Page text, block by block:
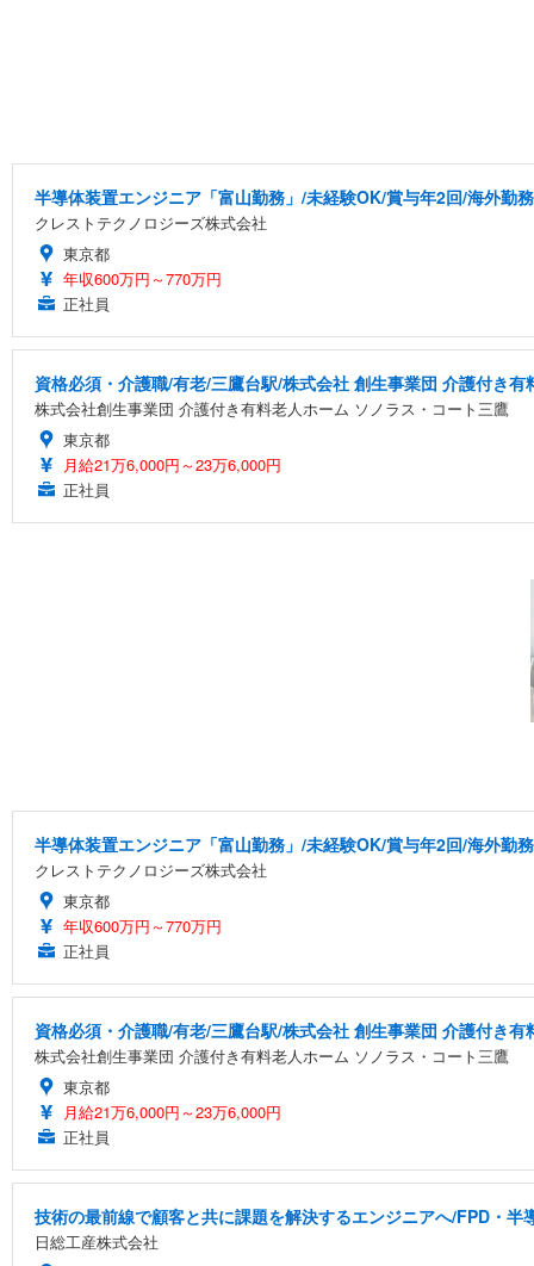
半導体装置エンジニア「富山勤務」/未経験OK/賞与年2回/海外勤
クレストテクノロジーズ株式会社
東京都
年収600万円～770万円
正社員
資格必須・介護職/有老/三鷹台駅/株式会社 創生事業団 介護付き
株式会社創生事業団 介護付き有料老人ホーム ソノラス・コート三鷹
東京都
月給21万6,000円～23万6,000円
正社員
半導体装置エンジニア「富山勤務」/未経験OK/賞与年2回/海外勤
クレストテクノロジーズ株式会社
東京都
年収600万円～770万円
正社員
資格必須・介護職/有老/三鷹台駅/株式会社 創生事業団 介護付き
株式会社創生事業団 介護付き有料老人ホーム ソノラス・コート三鷹
東京都
月給21万6,000円～23万6,000円
正社員
技術の最前線で顧客と共に課題を解決するエンジニアへ/FPD・
日総工産株式会社